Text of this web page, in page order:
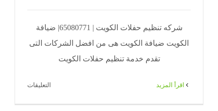
شركه تنظيم حفلات الكويت | 65080771| ضيافة
الكويت ضيافة الكويت هى من افضل الشركات التى
تقدم خدمة تنظيم حفلات الكويت
التعليقات